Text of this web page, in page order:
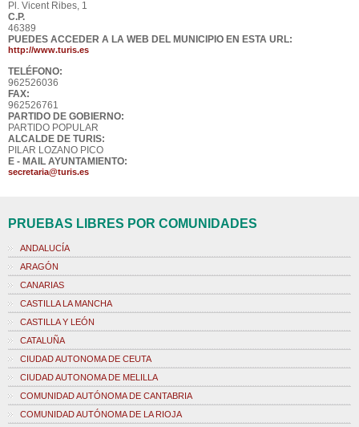
Pl. Vicent Ribes, 1
C.P.
46389
PUEDES ACCEDER A LA WEB DEL MUNICIPIO EN ESTA URL:
http://www.turis.es
TELÉFONO:
962526036
FAX:
962526761
PARTIDO DE GOBIERNO:
PARTIDO POPULAR
ALCALDE DE TURIS:
PILAR LOZANO PICO
E - MAIL AYUNTAMIENTO:
secretaria@turis.es
PRUEBAS LIBRES POR COMUNIDADES
ANDALUCÍA
ARAGÓN
CANARIAS
CASTILLA LA MANCHA
CASTILLA Y LEÓN
CATALUÑA
CIUDAD AUTONOMA DE CEUTA
CIUDAD AUTONOMA DE MELILLA
COMUNIDAD AUTÓNOMA DE CANTABRIA
COMUNIDAD AUTÓNOMA DE LA RIOJA